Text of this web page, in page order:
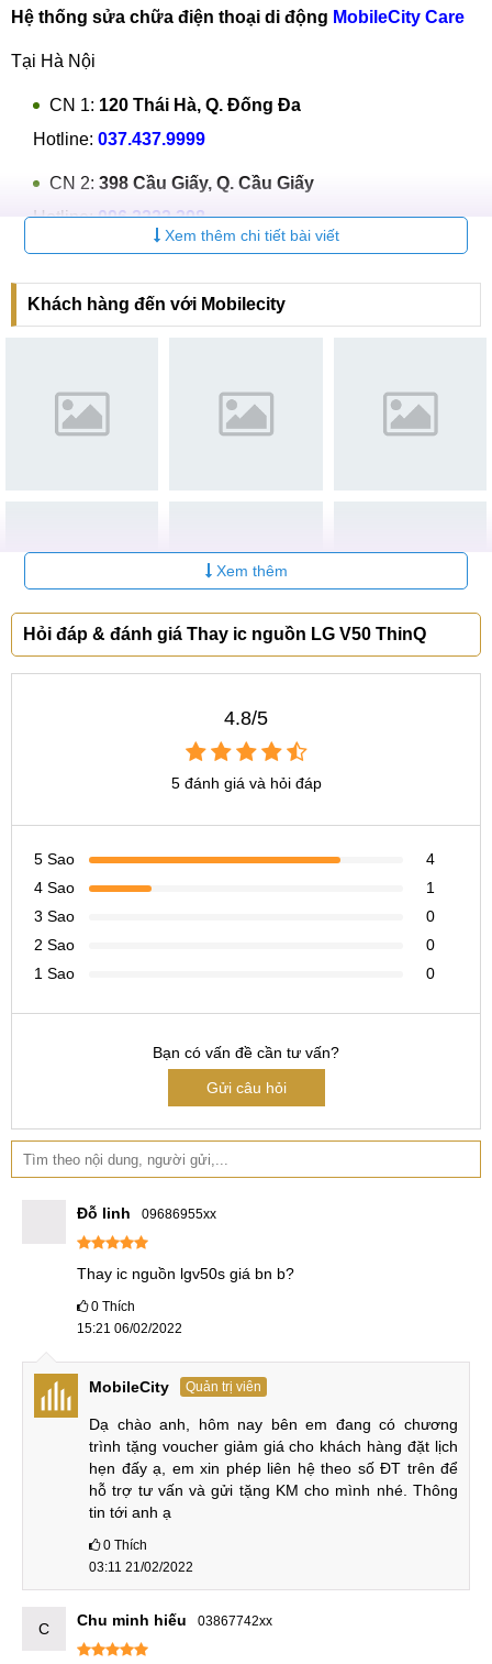
Hệ thống sửa chữa điện thoại di động MobileCity Care
Tại Hà Nội
CN 1: 120 Thái Hà, Q. Đống Đa
Hotline: 037.437.9999
CN 2: 398 Cầu Giấy, Q. Cầu Giấy
Hotline:096.2222.398
Hotline: 0338.424242
Hotline:0969.520.520
97 Hàm Nghi, Q.Thanh Khê
Hotline:097.123.9797
Tìm kiếm khác liên quan:
thay ic nguồn LG V50 ThinQ ở đâu
Xem thêm chi tiết bài viết
Khách hàng đến với Mobilecity
Xem thêm
Hỏi đáp & đánh giá Thay ic nguồn LG V50 ThinQ
4.8/5
5 đánh giá và hỏi đáp
5 Sao
4
4 Sao
1
3 Sao
0
2 Sao
0
1 Sao
0
Bạn có vấn đề cần tư vấn?
Gửi câu hỏi
Đỗ linh 09686955xx
Thay ic nguồn lgv50s giá bn b?
0 Thích
15:21 06/02/2022
MobileCity Quản trị viên
Dạ chào anh, hôm nay bên em đang có chương
trình tặng voucher giảm giá cho khách hàng đặt lịch
hẹn đấy ạ, em xin phép liên hệ theo số ĐT trên để
hỗ trợ tư vấn và gửi tặng KM cho mình nhé. Thông
tin tới anh ạ
0 Thích
03:11 21/02/2022
C Chu minh hiếu 03867742xx